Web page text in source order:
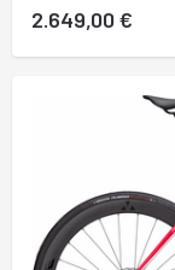
2.649,00 €